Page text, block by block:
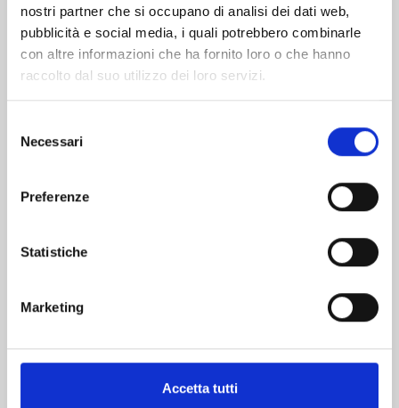
nostri partner che si occupano di analisi dei dati web,
pubblicità e social media, i quali potrebbero combinarle
con altre informazioni che ha fornito loro o che hanno
raccolto dal suo utilizzo dei loro servizi.
delNecessari
Preferenze
Statistiche
Marketing
Accetta tutti
FINCHÉ MORTE NON CI SEPARI n. 12